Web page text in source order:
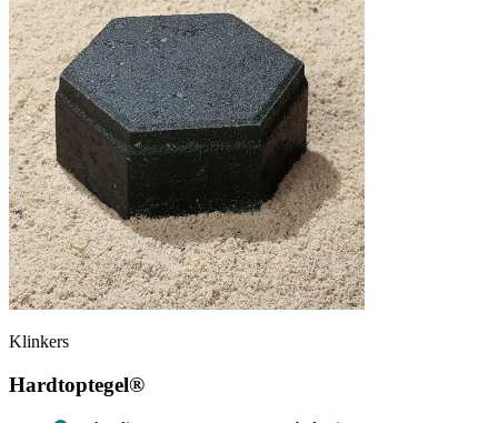
Klinkers
Hardtoptegel®